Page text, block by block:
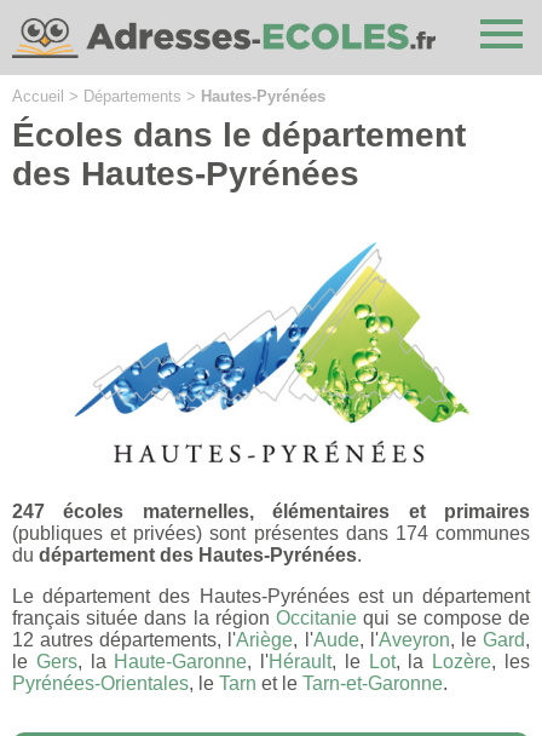
Accueil > Départements > Hautes-Pyrénées
Écoles dans le département
des Hautes-Pyrénées
247 écoles maternelles, élémentaires et primaires
(publiques et privées) sont présentes dans 174 communes
du département des Hautes-Pyrénées.
Le département des Hautes-Pyrénées est un département
français située dans la régionOccitanie qui se compose de
12 autres départements, l'Ariège, l'Aude, l'Aveyron, leGard,
le Gers, la Haute-Garonne, l'Hérault, le Lot, la Lozère, les
Pyrénées-Orientales, le Tarn et le Tarn-et-Garonne.